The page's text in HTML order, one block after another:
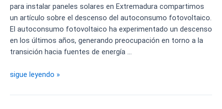
para instalar paneles solares en Extremadura compartimos
un artículo sobre el descenso del autoconsumo fotovoltaico.
El autoconsumo fotovoltaico ha experimentado un descenso
en los últimos años, generando preocupación en torno a la
transición hacia fuentes de energía …
Descenso
el
sigue leyendo »